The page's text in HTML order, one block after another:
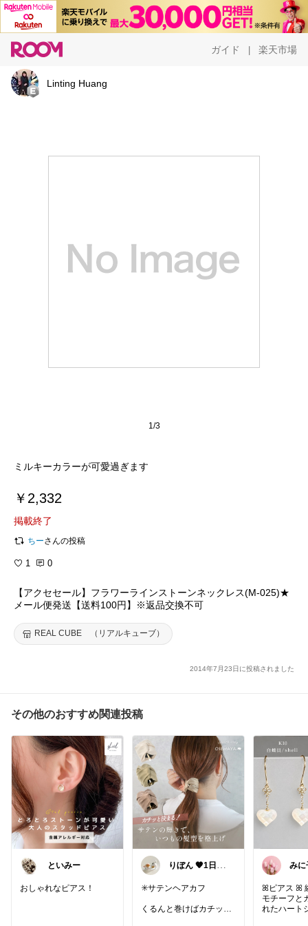
ガイド 楽天市場
Linting Huang
1/3
ミルキーカラーが可愛過ぎます
￥2,332
掲載終了
ちーさんの投稿
1 0
【アクセセール】フラワーラインストーンネックレス(M-025)★
メール便発送【送料100円】※返品交換不可
REAL CUBE （リアルキューブ）
2014年7月23日に投稿されました
その他のおすすめ関連投稿
といみー
おしゃれなピアス！
りぼん 🧡1日2
🫶
✳️サテンヘアカフ
くるんと巻けばカチッと
みに
ꕤピアス ꕤ
モチーフと
れたハート